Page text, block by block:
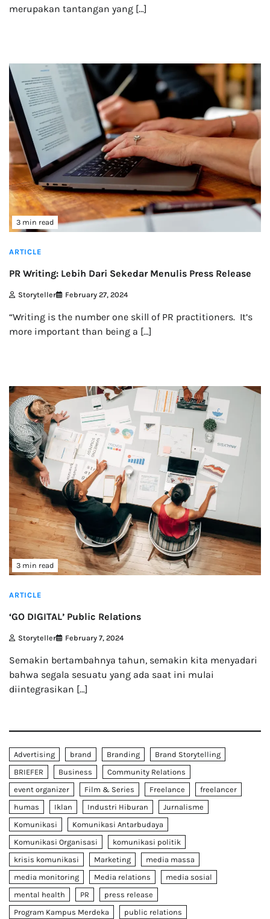
merupakan tantangan yang […]
3 min read
ARTICLE
PR Writing: Lebih Dari Sekedar Menulis Press Release
Storyteller February 27, 2024
“Writing is the number one skill of PR practitioners. It’s
more important than being a […]
3 min read
ARTICLE
‘GO DIGITAL’ Public Relations
Storyteller February 7, 2024
Semakin bertambahnya tahun, semakin kita menyadari
bahwa segala sesuatu yang ada saat ini mulai
diintegrasikan […]
Advertising brand Branding
Brand Storytelling
BRIEFER
Business
Community Relations
event organizer
Film & Series Freelance
freelancer
humas
Iklan Industri Hiburan
Jurnalisme
Komunikasi
Komunikasi Antarbudaya
Komunikasi Organisasi
komunikasi politik
krisis komunikasi
Marketing
media massa
media monitoring
Media relations
media sosial
mental health
PR
press release
Program Kampus Merdeka
public relations